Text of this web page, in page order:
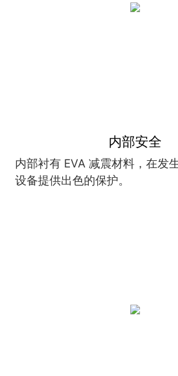
内部安全
内部衬有 EVA 减震材料，在发
设备提供出色的保护。